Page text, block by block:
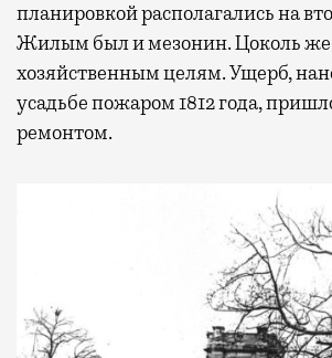
планировкой располагались на
Жилым был и мезонин. Цоколь
хозяйственным целям. Ущерб,
усадьбе пожаром 1812 года,
ремонтом.